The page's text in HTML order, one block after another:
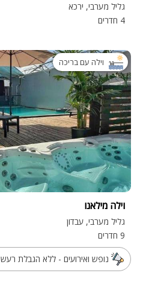
גליל מערבי, ירכא
4 חדרים
וילה עם בריכה
וילה מילאנו
גליל מערבי, עבדון
9 חדרים
נופש ואירועים - ללא הגבלת רעש